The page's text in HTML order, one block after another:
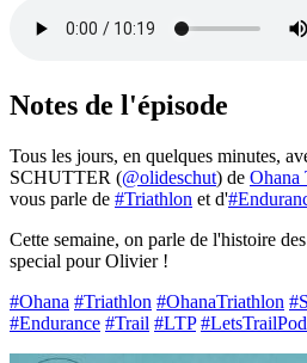
Notes de l'épisode
Tous les jours, en quelques minutes,
SCHUTTER (@olideschut) de Ohana
vous parle de #Triathlon et d'
Cette semaine, on parle de l'histoire
special pour Olivier !
#Ohana #Triathlon #OhanaTriathlon
#Endurance #Trail #LTP